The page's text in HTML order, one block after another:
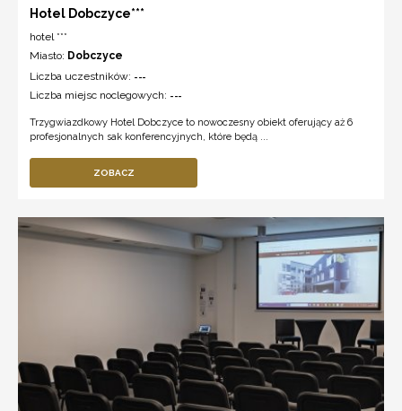
Hotel Dobczyce***
hotel ***
Miasto: Dobczyce
Liczba uczestników: ---
Liczba miejsc noclegowych: ---
Trzygwiazdkowy Hotel Dobczyce to nowoczesny obiekt oferujący aż 6
profesjonalnych sak konferencyjnych, które będą ...
ZOBACZ